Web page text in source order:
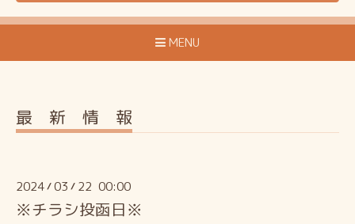
MENU
最 新 情 報
2024/03 / 22 00:00
※チラシ投函日※